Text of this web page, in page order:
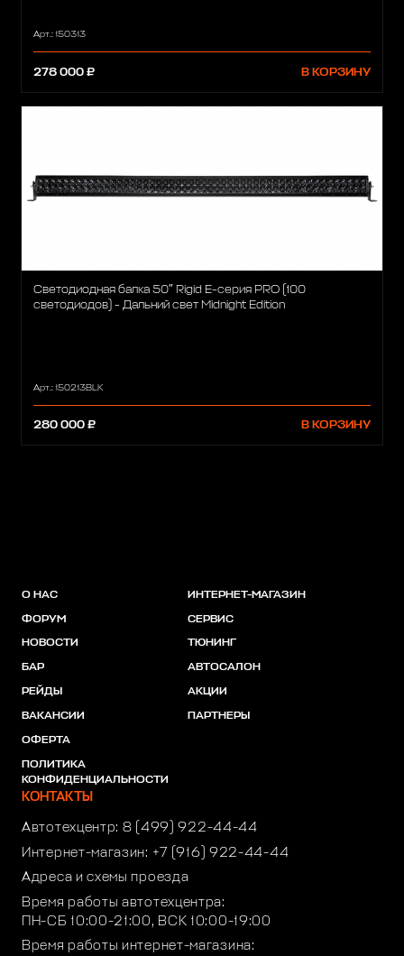
Арт.: 150313
278 000 ₽ В КОРЗИНУ
Светодиодная балка 50″ Rigid Е-серия PRO (100
светодиодов) - Дальний свет Midnight Edition
Арт.: 150213BLK
280 000 ₽ В КОРЗИНУ
О НАС
ФОРУМ
НОВОСТИ
БАР
РЕЙДЫ
ВАКАНСИИ
ОФЕРТА
ПОЛИТИКА
КОНФИДЕНЦИАЛЬНОСТИ
ИНТЕРНЕТ-МАГАЗИН
СЕРВИС
ТЮНИНГ
АВТОСАЛОН
АКЦИИ
ПАРТНЕРЫ
КОНТАКТЫ
Автотехцентр: 8 (499) 922-44-44
Интернет-магазин: +7 (916) 922-44-44
Адреса и схемы проезда
Время работы автотехцентра:
ПН-СБ 10:00-21:00, ВСК 10:00-19:00
Время работы интернет-магазина: